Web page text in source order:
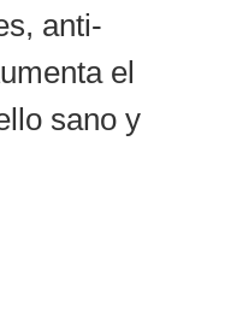
anti-
el
sano y